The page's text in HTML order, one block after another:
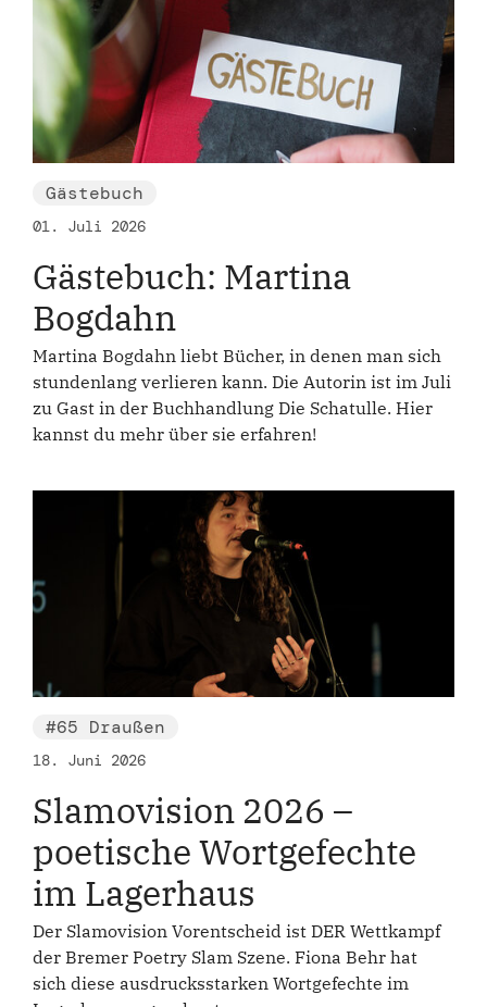
Gästebuch
01. Juli 2026
Gästebuch: Martina
Bogdahn
Martina Bogdahn liebt Bücher, in denen man sich
stundenlang verlieren kann. Die Autorin ist im Juli
zu Gast in der Buchhandlung Die Schatulle. Hier
kannst du mehr über sie erfahren!
#65 Draußen
18. Juni 2026
Slamovision 2026 –
poetische Wortgefechte
im Lagerhaus
Der Slamovision Vorentscheid ist DER Wettkampf
der Bremer Poetry Slam Szene. Fiona Behr hat
sich diese ausdrucksstarken Wortgefechte im